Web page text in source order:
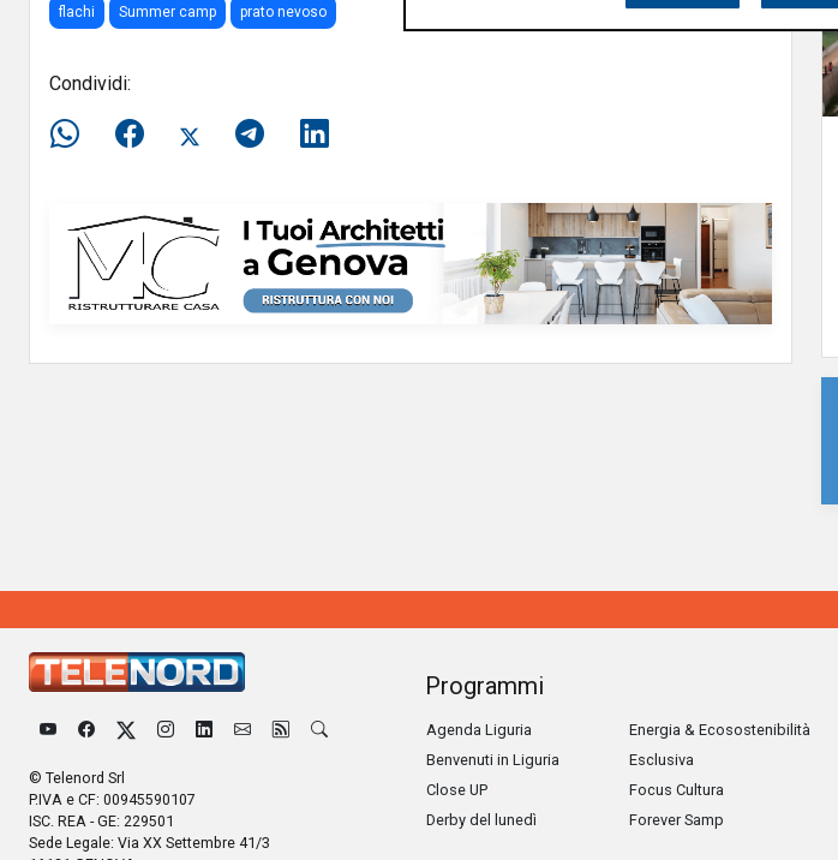
flachi Summer camp prato nevoso
Condividi:
© Telenord Srl
P.IVA e CF: 00945590107
ISC. REA - GE: 229501
Sede Legale: Via XX Settembre 41/3
Programmi
Agenda Liguria
Benvenuti in Liguria
Close UP
Derby del lunedì
Energia & Ecosostenibilità
Esclusiva
Focus Cultura
Forever Samp